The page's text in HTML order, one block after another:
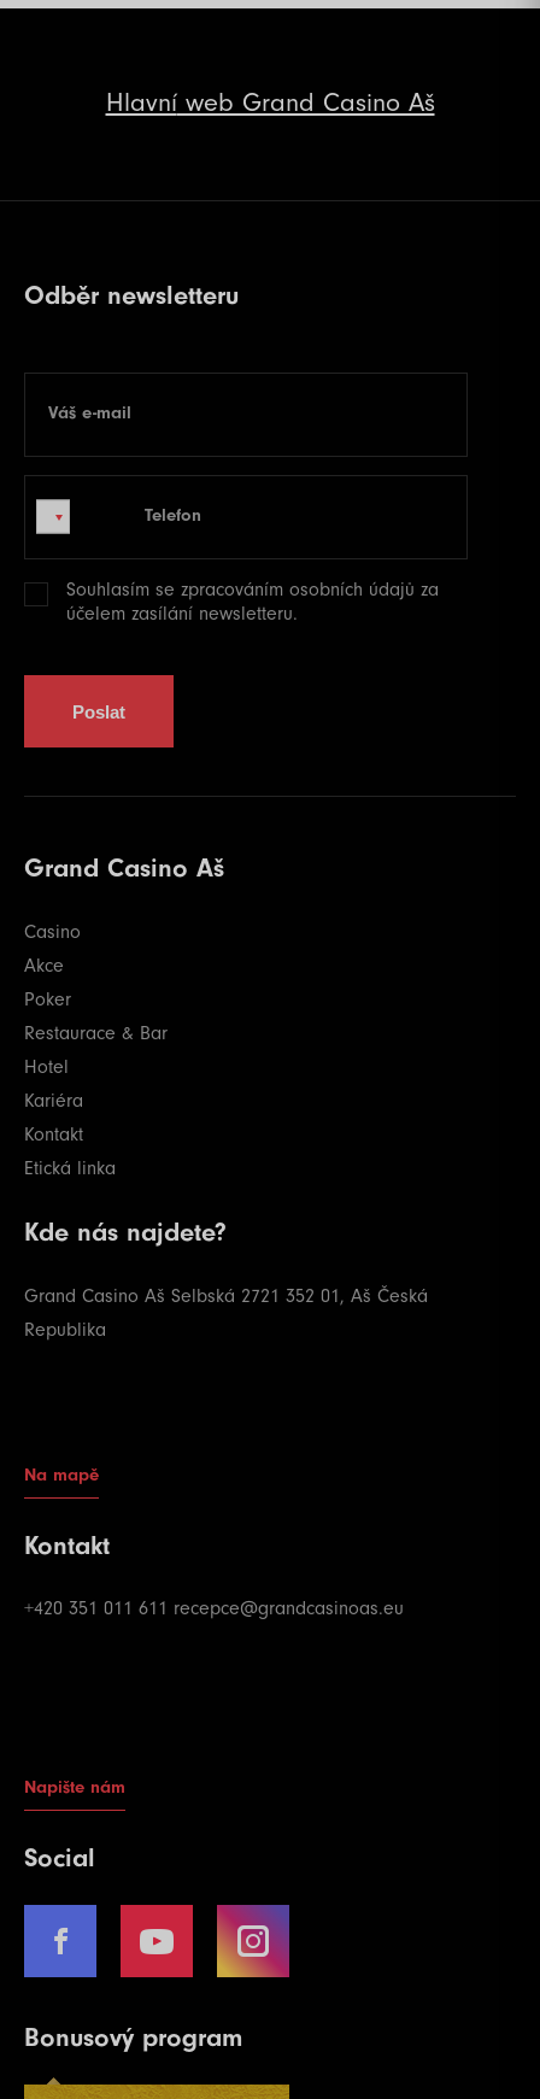
Hlavníweb Grand Casino Aš
Odběr newsletteru
Váš e-mail
Telefon
Souhlasím se zpracováním osobních údajů za
účelem zasílání newsletteru.
Poslat
Grand Casino Aš
Casino
Akce
Poker
Restaurace & Bar
Hotel
Kariéra
Kontakt
Etická linka
Kde nás najdete?
Grand Casino Aš Selbská 2721 352 01, Aš Česká
Republika
Na mapě
Kontakt
+420 351 011 611 recepce@grandcasinoas.eu
Napište nám
Social
Bonusový program